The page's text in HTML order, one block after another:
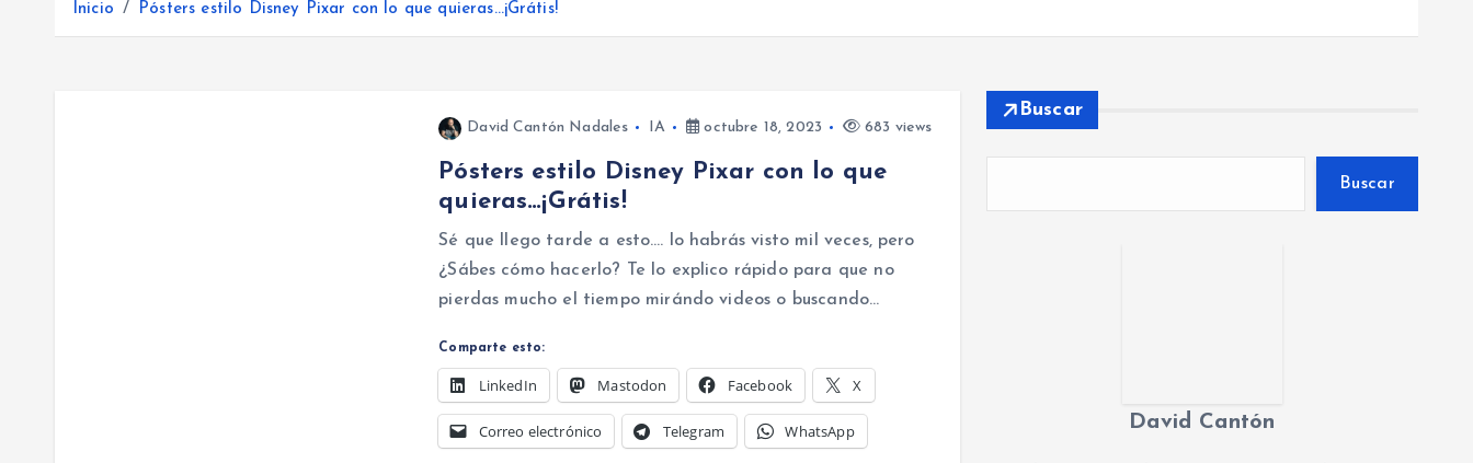
Inicio Pósters estilo Disney Pixar con lo que quieras…¡Grátis!
David Cantón Nadales IA octubre 18, 2023 683 views
Pósters estilo Disney Pixar con lo que
quieras…¡Grátis!
Sé que llego tarde a esto…. lo habrás visto mil veces, pero
¿Sábes cómo hacerlo? Te lo explico rápido para que no
pierdas mucho el tiempo mirándo videos o buscando…
Comparte esto:
LinkedIn Mastodon Facebook X
Correo electrónico Telegram WhatsApp
Buscar
Buscar
David Cantón